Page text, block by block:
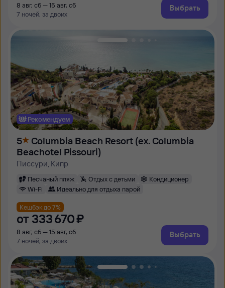
8 авг, сб — 15 авг, сб
7 ночей, за двоих
Выбрать
Рекомендуем
5
Columbia Beach Resort (ex. Columbia
Beachotel Pissouri)
Писсури, Кипр
Песчаный пляж Отдых с детьми
Кондиционер
Wi-Fi
Идеально для отдыха парой
Кешбэк до 7%
от 333 ⁠670 ⁠₽
8 авг, сб — 15 авг, сб
7 ночей, за двоих
Выбрать